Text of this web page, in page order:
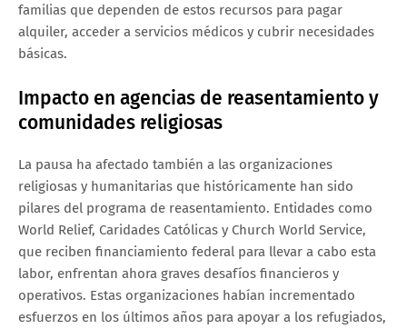
familias que dependen de estos recursos para pagar
alquiler, acceder a servicios médicos y cubrir necesidades
básicas.
Impacto en agencias de reasentamiento y
comunidades religiosas
La pausa ha afectado también a las organizaciones
religiosas y humanitarias que históricamente han sido
pilares del programa de reasentamiento. Entidades como
World Relief, Caridades Católicas y Church World Service,
que reciben financiamiento federal para llevar a cabo esta
labor, enfrentan ahora graves desafíos financieros y
operativos. Estas organizaciones habían incrementado
esfuerzos en los últimos años para apoyar a los refugiados,